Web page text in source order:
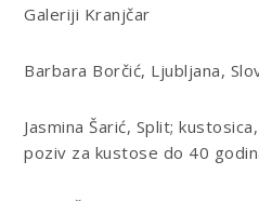
Galeriji Kranjčar
Barbara Borčić, Ljubljana,
Jasmina Šarić, Split;
poziv za kustose do 40